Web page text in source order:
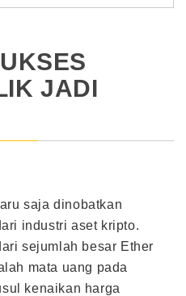
JADI
saja dinobatkan
industri aset kripto.
sejumlah besar Ether
mata uang pada
kenaikan harga